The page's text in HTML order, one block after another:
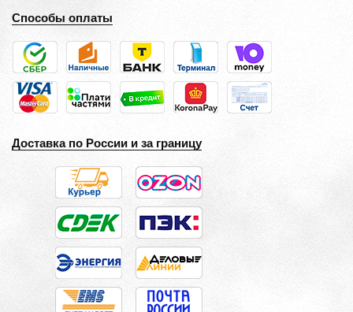
Способы оплаты
Доставка по России и за границу